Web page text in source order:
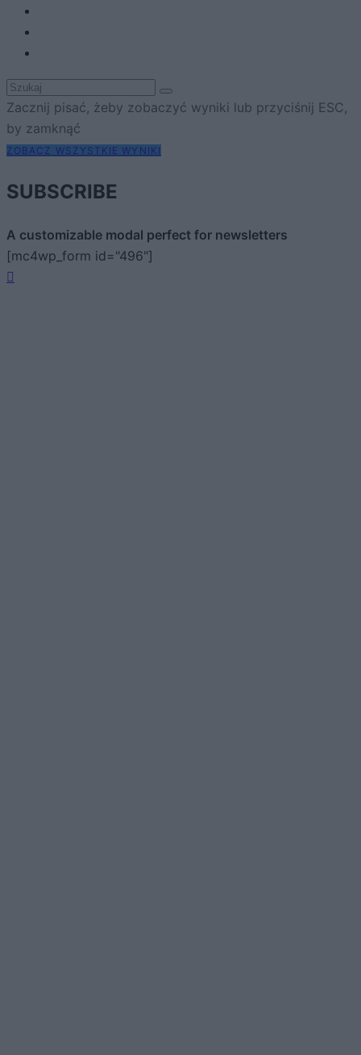
Zacznij pisać, żeby zobaczyć wyniki lub przyciśnij ESC,
by zamknąć
ZOBACZ WSZYSTKIE WYNIKI
SUBSCRIBE
A customizable modal perfect for newsletters
[mc4wp_form id="496"]